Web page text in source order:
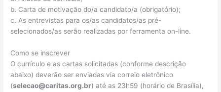
b. Carta de motivação do/a candidato/a (obrigatório);
c. As entrevistas para os/as candidatos/as pré-
selecionados/as serão realizadas por ferramenta on-line.
Como se inscrever
O currículo e as cartas solicitadas (conforme descrição
abaixo) deverão ser enviadas via correio eletrônico
(selecao@caritas.org.br) até as 23h59 (horário de Brasília),